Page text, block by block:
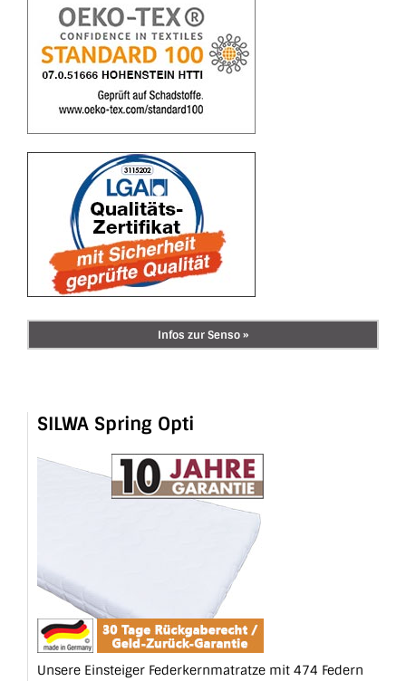
Infos zur Senso »
SILWA Spring Opti
Unsere Einsteiger Feder­kern­matratze mit 474 Federn